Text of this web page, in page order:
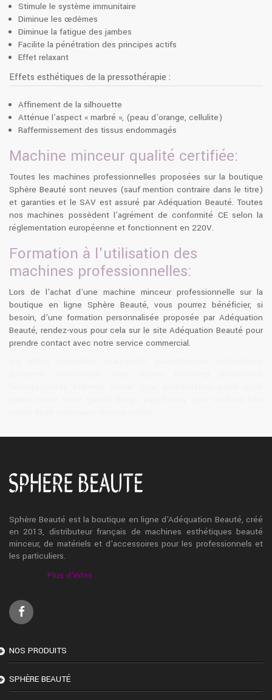
Stimule le système immunitaire
Diminue les œdèmes
Diminue la fatigue des jambes
Facilite la pénétration des principes actifs
Effet relaxant
Effets esthétiques de la pressothérapie :
Affinement de la silhouette
Atténue l’aspect « marbré », (peau d’orange, cellulite)
Raffermissement des tissus endommagés
Machine minceur qualité certifiée:
Toutes les machines professionnelles proposées sur la boutique
Sphère Beauté sont neuves (sauf mention contraire dans le titre)
et garanties et le SAV est assuré par Adéquation Beauté. Toutes
nos machines possèdent l’agrément de conformité CE selon la
réglementation européenne et fonctionnent en 220V.
Formation à l'utilisation des
machines professionnelles:
Lors de l'achat d'une machine minceur professionnelle sur la
boutique en ligne Sphère Beauté, vous pourrez bénéficier, si
besoin, d'une formation personnalisée proposée par Adéquation
Beauté, rendez-vous pour cela sur le site Adéquation Beauté pour
prendre contact avec notre service commercial.
Sphère Beauté est la boutique en ligne d'Adéquation Beauté, créé
en 2013, distributeur français de machines esthétiques beauté
minceur, de matériels et d'accessoires pour les professionnels et
les particuliers.
Plus d'infos
NOS PRODUITS
SPHÈRE BEAUTÉ